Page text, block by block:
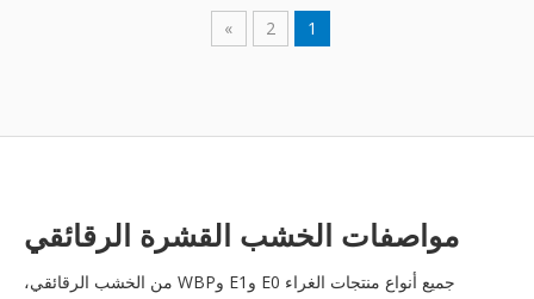
1
2
»
مواصفات الخشب القشرة الرقائقي
جميع أنواع منتجات الغراء E0 وE1 وWBP من الخشب الرقائقي،